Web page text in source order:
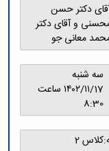
دکتر حسن
و آقای دکتر
معانی جو
سه شنبه
۱۴۰۲/۱۱/17 ساعت
8:30
کلاس 2